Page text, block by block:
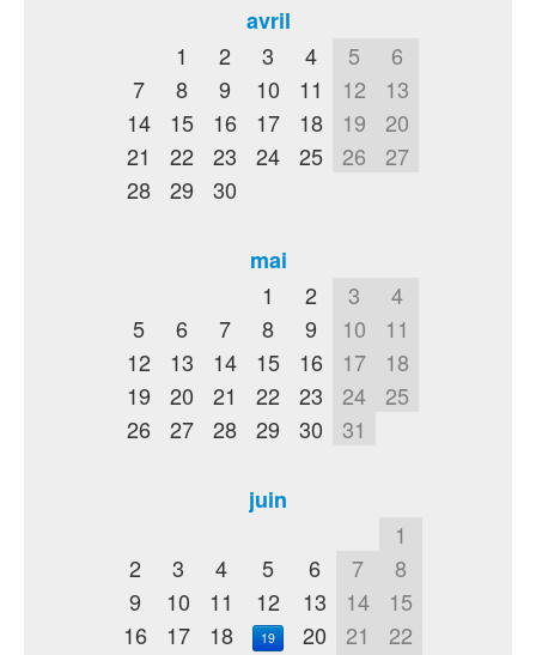
avril
1
2 3 4 5
6
7
8 9 10 11 12
13
14
15 16 17 18 19
20
21
22 23 24 25 26
27
28
29 30
mai
1
2 3
4
5
6 7 8 9 10
11
12
13 14 15 16 17
18
19
20 21 22 23 24
25
26
27 28 29 30 31
juin
1
2
3 4 5 6 7
8
9
10 11 12 13 14
15
16
17 18 19 20 21
22